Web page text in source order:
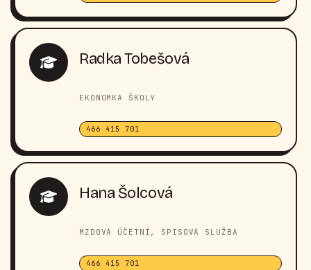
Radka Tobešová
EKONOMKA ŠKOLY
466 415 701
Hana Šolcová
MZDOVÁ ÚČETNÍ, SPISOVÁ SLUŽBA
466 415 701